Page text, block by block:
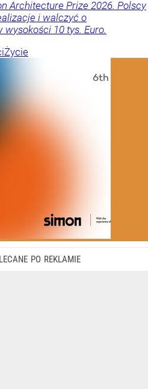
Architecture Prize 2026. Polscy
i walczyć o
10 tys. Euro.
Życie